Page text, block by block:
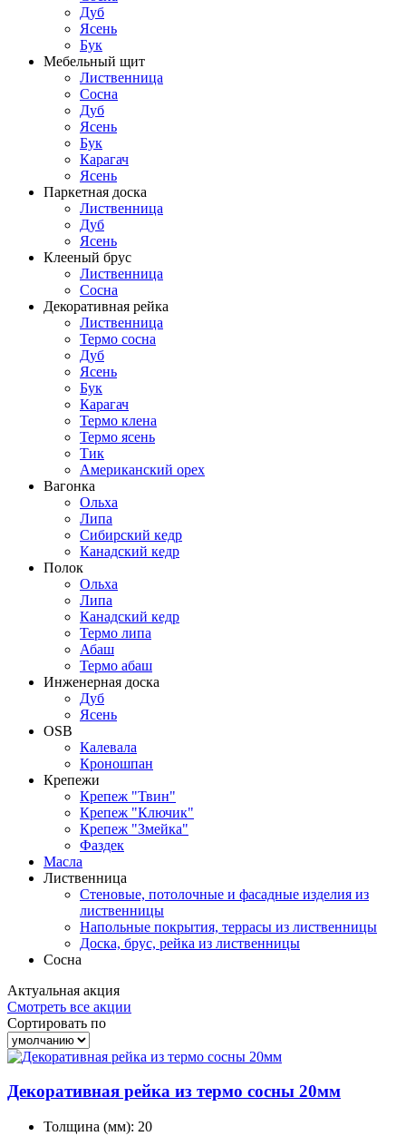
Дуб
Ясень
Бук
Мебельный щит
Лиственница
Сосна
Дуб
Ясень
Бук
Карагач
Ясень
Паркетная доска
Лиственница
Дуб
Ясень
Клееный брус
Лиственница
Сосна
Декоративная рейка
Лиственница
Термо сосна
Дуб
Ясень
Бук
Карагач
Термо клена
Термо ясень
Тик
Американский орех
Вагонка
Ольха
Липа
Сибирский кедр
Канадский кедр
Полок
Ольха
Липа
Канадский кедр
Термо липа
Абаш
Термо абаш
Инженерная доска
Дуб
Ясень
OSB
Калевала
Кроношпан
Крепежи
Крепеж "Твин"
Крепеж "Ключик"
Крепеж "Змейка"
Фаздек
Масла
Лиственница
Стеновые, потолочные и фасадные изделия из
лиственницы
Напольные покрытия, террасы из лиственницы
Доска, брус, рейка из лиственницы
Сосна
Актуальная акция
Смотреть все акции
Сортировать по
Декоративная рейка из термо сосны 20мм
Толщина (мм): 20